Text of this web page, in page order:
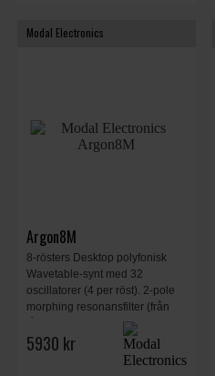
Modal Electronics
Argon8M
8-rösters Desktop polyfonisk
Wavetable-synt med 32
oscillatorer (4 per röst). 2-pole
morphing resonansfilter (från
lågpass, via bandpass till
högpass).
5930 kr